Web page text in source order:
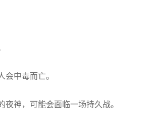
中毒而亡。
神，可能会面临一场持久战。